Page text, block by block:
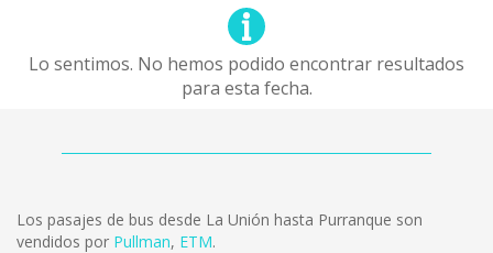
Lo sentimos. No hemos podido encontrar resultados
para esta fecha.
Los pasajes de bus desde La Unión hasta Purranque son
vendidos por Pullman, ETM.